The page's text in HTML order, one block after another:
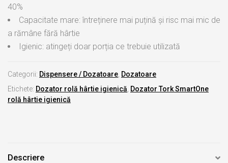
40%
Capacitate mare: întreținere mai puțină și risc mai mic de
a rămâne fără hârtie
Igienic: atingeți doar porția ce trebuie utilizată
Categorii: Dispensere / Dozatoare Dozatoare
Etichete: Dozator rolă hârtie igienică Dozator Tork SmartOne
rolă hârtie igienică
Descriere